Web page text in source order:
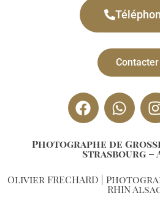
Contacter
Photographe de
Strasbourg –
Olivier FRECHARD |
RHIN